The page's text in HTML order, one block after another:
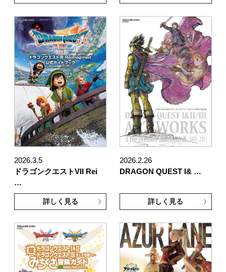
2026.3.5
ドラゴンクエストVII Rei
…
詳しく見る
2026.2.26
DRAGON QUEST I& …
詳しく見る